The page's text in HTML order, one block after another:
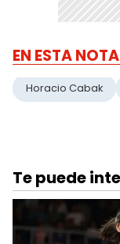
EN ESTA NOTA
Horacio Cabak